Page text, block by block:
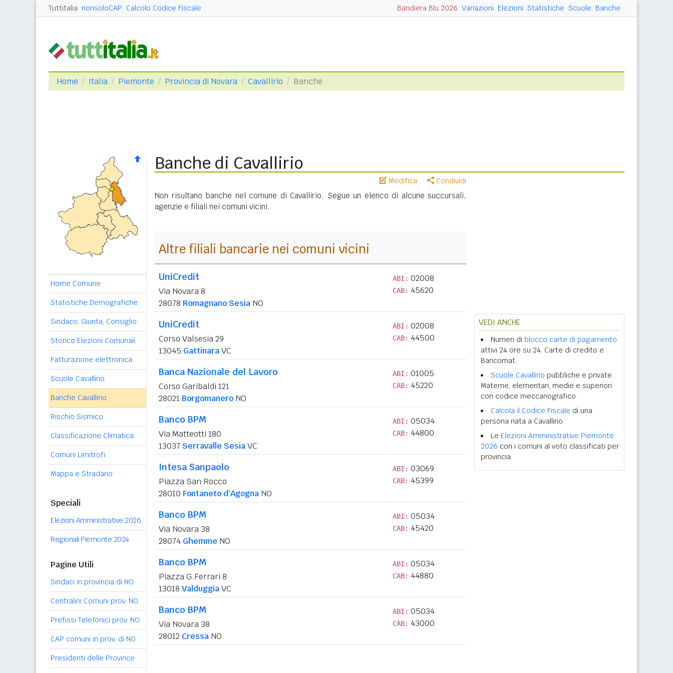
Tuttitalia nonsoloCAP Calcolo Codice Fiscale Bandiera Blu 2026 Variazioni Elezioni Statistiche Scuole Banche
Home Italia Piemonte Provincia di Novara Cavallirio Banche
Home Comune
Statistiche Demografiche
Sindaco, Giunta, Consiglio
Storico Elezioni Comunali
Fatturazione elettronica
Scuole Cavallirio
Banche Cavallirio
Rischio Sismico
Classificazione Climatica
Comuni Limitrofi
Mappa e Stradario
Speciali
Elezioni Amministrative 2026
Regionali Piemonte 2024
Pagine Utili
Sindaci in provincia di NO
Centralini Comuni prov. NO
Prefissi Telefonici prov. NO
CAP comuni in prov. di NO
Presidenti delle Province
Banche di Cavallirio
Modifica Condividi
Non risultano banche nel comune di Cavallirio. Segue un elenco di alcune succursali,
agenzie e filiali nei comuni vicini.
Altre filiali bancarie nei comuni vicini
UniCredit
Via Novara 8
28078 Romagnano Sesia NO
ABI: 02008
CAB: 45620
UniCredit
Corso Valsesia 29
13045 GattinaraVC
ABI: 02008
CAB: 44500
Banca Nazionale del Lavoro
Corso Garibaldi 121
28021 Borgomanero NO
ABI: 01005
CAB: 45220
Banco BPM
Via Matteotti 180
13037 Serravalle SesiaVC
ABI: 05034
CAB: 44800
Intesa Sanpaolo
Piazza San Rocco
28010 Fontaneto d'Agogna NO
ABI: 03069
CAB: 45399
Banco BPM
Via Novara 38
28074 Ghemme NO
ABI: 05034
CAB: 45420
Banco BPM
Piazza G.Ferrari 8
13018 ValduggiaVC
ABI: 05034
CAB: 44880
Banco BPM
Via Novara 38
28012 Cressa NO
ABI: 05034
CAB: 43000
VEDI ANCHE
Numeri di blocco carte di pagamento
attivi 24 ore su 24. Carte di credito e
Bancomat.
Scuole Cavallirio pubbliche e private.
Materne, elementari, medie e superiori
con codice meccanografico.
Calcola il Codice Fiscale di una
persona nata a Cavallirio.
Le Elezioni Amministrative Piemonte
2026 con i comuni al voto classificati per
provincia.